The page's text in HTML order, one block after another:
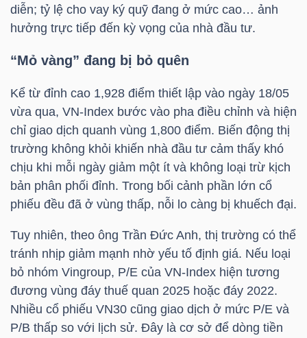
diễn; tỷ lệ cho vay ký quỹ đang ở mức cao… ảnh
hưởng trực tiếp đến kỳ vọng của nhà đầu tư.
“Mỏ vàng” đang bị bỏ quên
Kể từ đỉnh cao 1,928 điểm thiết lập vào ngày 18/05
vừa qua, VN-Index bước vào pha điều chỉnh và hiện
chỉ giao dịch quanh vùng 1,800 điểm. Biến động thị
trường không khỏi khiến nhà đầu tư cảm thấy khó
chịu khi mỗi ngày giảm một ít và không loại trừ kịch
bản phân phối đỉnh. Trong bối cảnh phần lớn cổ
phiếu đều đã ở vùng thấp, nỗi lo càng bị khuếch đại.
Tuy nhiên, theo ông Trần Đức Anh, thị trường có thể
tránh nhịp giảm mạnh nhờ yếu tố định giá. Nếu loại
bỏ nhóm Vingroup, P/E của VN-Index hiện tương
đương vùng đáy thuế quan 2025 hoặc đáy 2022.
Nhiều cổ phiếu VN30 cũng giao dịch ở mức P/E và
P/B thấp so với lịch sử. Đây là cơ sở để dòng tiền
(-)
SECTOR
NĂNG
NGUYÊN
VẬT
LIỆU